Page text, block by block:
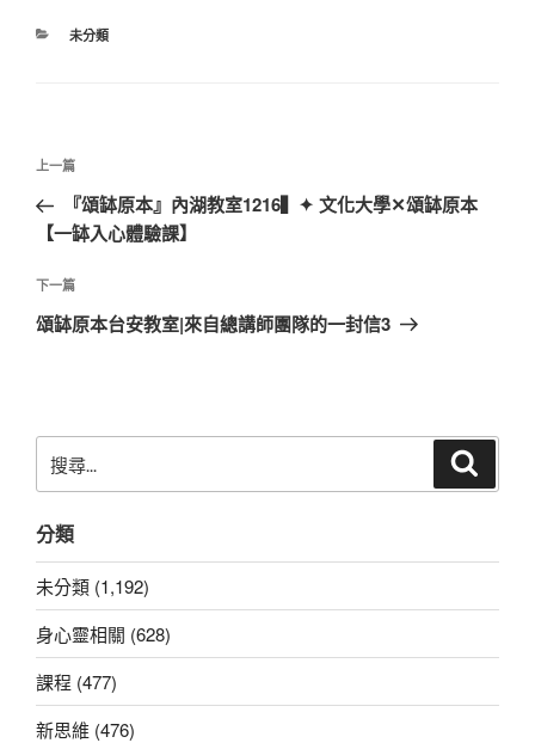
分
未分類
文
導
覽
上
一
篇
章
上一篇
『頌缽原本』內湖教室1216▍✦ 文化大學✕頌缽原本
【一缽入心體驗課】
下
一
下一篇
頌缽原本台安教室|來自總講師團隊的一封信3
尋
鍵
字:
分類
未分類 (1,192)
身心靈相關 (628)
課程 (477)
新思維 (476)